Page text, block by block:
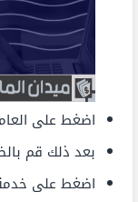
اضغط على
بعد ذلك قم
اضغط على